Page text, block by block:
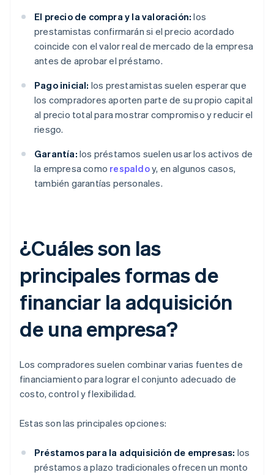
El precio de compra y la valoración: los
prestamistas confirmarán si el precio acordado
coincide con el valor real de mercado de la empresa
antes de aprobar el préstamo.
Pago inicial: los prestamistas suelen esperar que
los compradores aporten parte de su propio capital
al precio total para mostrar compromiso y reducir el
riesgo.
Garantía: los préstamos suelen usar los activos de
la empresa como respaldoy, en algunos casos,
también garantías personales.
¿Cuáles son las
principales formas de
financiar la adquisición
de una empresa?
Los compradores suelen combinar varias fuentes de
financiamiento para lograr el conjunto adecuado de
costo, control y flexibilidad.
Estas son las principales opciones:
Préstamos para la adquisición de empresas: los
préstamos a plazo tradicionales ofrecen un monto